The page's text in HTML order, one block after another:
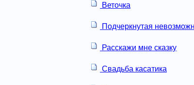
Веточка
Подчеркнутая
Расскажи мне сказку
Свадьба касатика